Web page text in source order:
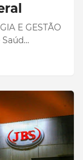
E GESTÃO